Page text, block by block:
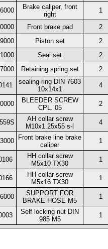
Brake caliper, front
right
1
Front brake pad 2
Piston set 2
Seal set 2
Retaining spring set 2
sealing ring DIN 7603
10x14x1
4
BLEEDER SCREW
CPL. 05
2
AH collar screw
M10x1.25x55 s-l
4
Front brake line brake
caliper
1
HH collar screw
M5x10 TX30
1
HH collar screw
M5x16 TX30
1
SUPPORT FOR
BRAKE HOSE M5
1
Self locking nut DIN
985 M5
1